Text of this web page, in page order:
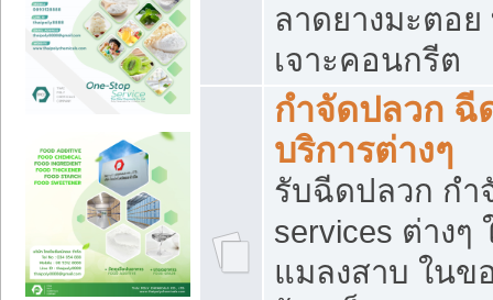
ลาดยางมะตอ
เจาะคอนกรีต
กำจัดปลวก ฉี
บริการต่างๆ
รับฉีดปลวก กำ
services ต่าง
แมลงสาบ ใน